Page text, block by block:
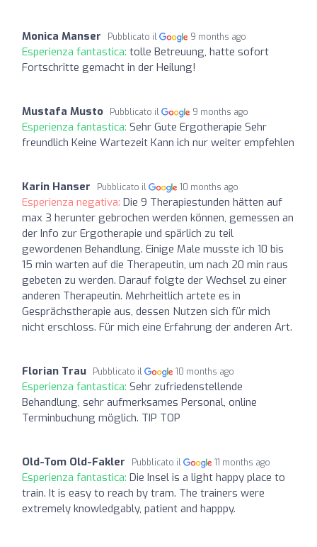
Monica Manser Pubblicato il 9 months ago
Esperienza fantastica: tolle Betreuung, hatte sofort
Fortschritte gemacht in der Heilung!
Mustafa Musto Pubblicato il 9 months ago
Esperienza fantastica: Sehr Gute Ergotherapie Sehr
freundlich Keine Wartezeit Kann ich nur weiter empfehlen
Karin Hanser Pubblicato il 10 months ago
Esperienza negativa: Die 9 Therapiestunden hätten auf
max 3 herunter gebrochen werden können, gemessen an
der Info zur Ergotherapie und spärlich zu teil
gewordenen Behandlung. Einige Male musste ich 10 bis
15 min warten auf die Therapeutin, um nach 20 min raus
gebeten zu werden. Darauf folgte der Wechsel zu einer
anderen Therapeutin. Mehrheitlich artete es in
Gesprächstherapie aus, dessen Nutzen sich für mich
nicht erschloss. Für mich eine Erfahrung der anderen Art.
Florian Trau Pubblicato il 10 months ago
Esperienza fantastica: Sehr zufriedenstellende
Behandlung, sehr aufmerksames Personal, online
Terminbuchung möglich. TIP TOP
Old-Tom Old-Fakler Pubblicato il 11 months ago
Esperienza fantastica: Die Insel is a light happy place to
train. It is easy to reach by tram. The trainers were
extremely knowledgably, patient and happpy.